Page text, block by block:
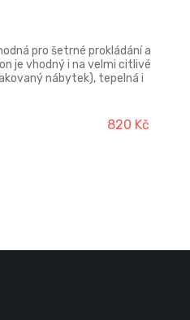
pro šetrné prokládání a
je vhodný i na velmi citlivé
nábytek), tepelná i
820 Kč